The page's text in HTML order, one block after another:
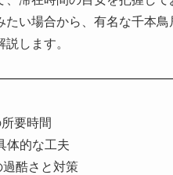
い場合から、有名な千本
します。
要時間
体的な工夫
酷さと対策